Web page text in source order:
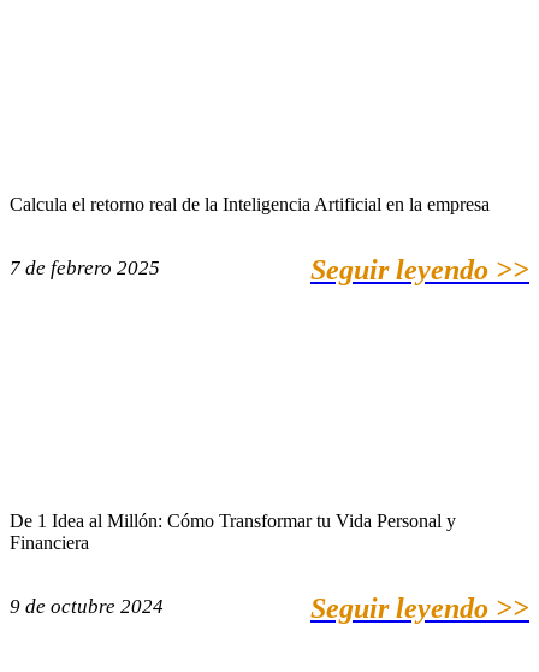
Calcula el retorno real de la Inteligencia Artificial en la empresa
7 de febrero 2025 Seguir leyendo >>
De 1 Idea al Millón: Cómo Transformar tu Vida Personal y
Financiera
9 de octubre 2024 Seguir leyendo >>